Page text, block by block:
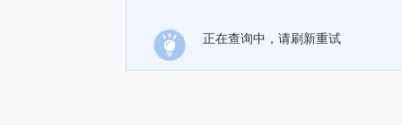
正在查询中，请刷新重试